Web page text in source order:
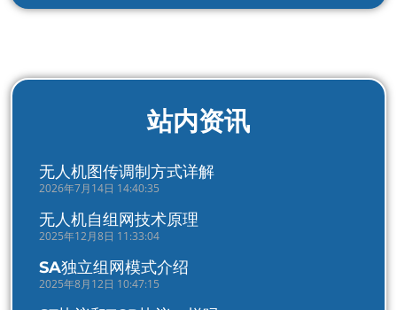
站内资讯
无人机图传调制方式详解
2026年7月14日 14:40:35
无人机自组网技术原理
2025年12月8日 11:33:04
SA独立组网模式介绍
2025年8月12日 10:47:15